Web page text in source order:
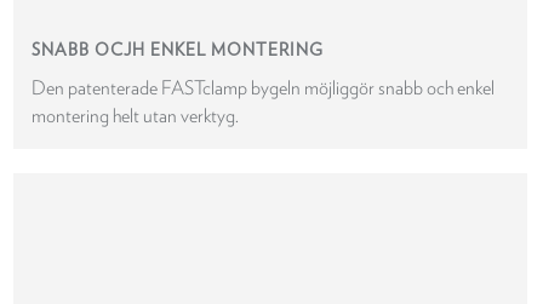
SNABB OCJH ENKEL MONTERING
Den patenterade FASTclamp bygeln möjliggör snabb och enkel
montering helt utan verktyg.